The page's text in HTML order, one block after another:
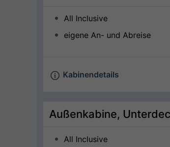
All Inclusive
eigene An- und Abreise
Kabinendetails
Außenkabine,
All Inclusive